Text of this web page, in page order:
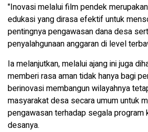
"Inovasi melalui film pendek
edukasi yang dirasa efektif untuk
pentingnya pengawasan dana desa
penyalahgunaan anggaran di level
Ia melanjutkan, melalui ajang ini juga
memberi rasa aman tidak hanya bagi
berinovasi membangun wilayahnya
masyarakat desa secara umum untuk
pengawasan terhadap segala program
desanya.